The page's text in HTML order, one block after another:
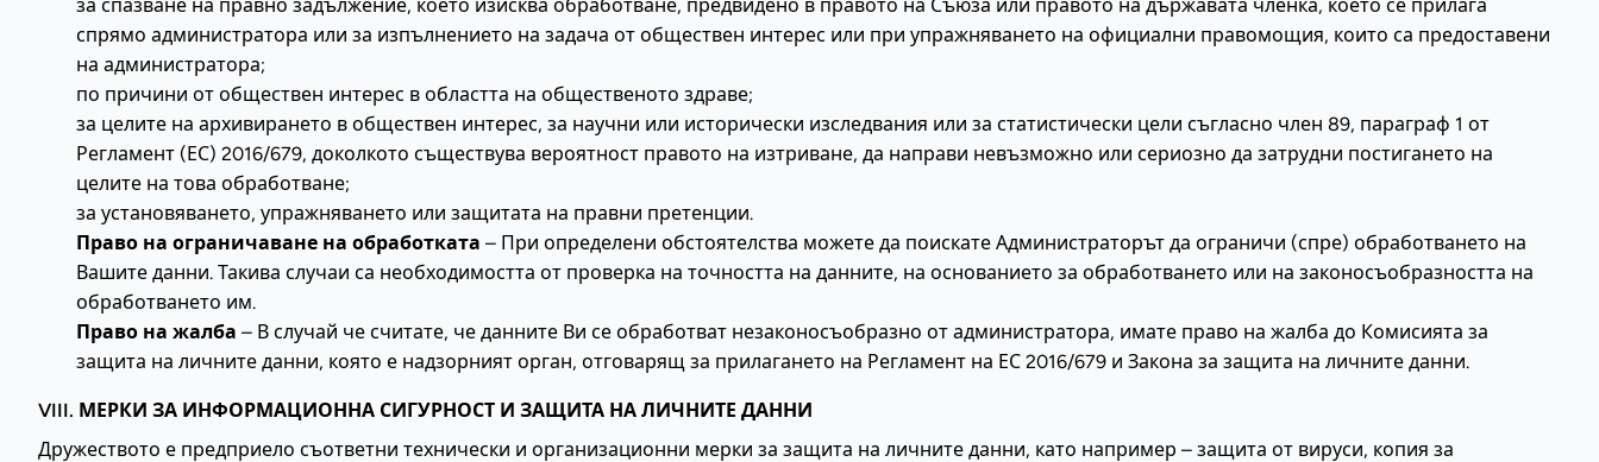
за спазване на правно задължение, което изисква обработване, предвидено в правото на Съюза или правото на държавата членка, което се прилага
спрямо администратора или за изпълнението на задача от обществен интерес или при упражняването на официални правомощия, които са предоставени
на администратора;
по причини от обществен интерес в областта на общественото здраве;
за целите на архивирането в обществен интерес, за научни или исторически изследвания или за статистически цели съгласно член 89, параграф 1 от
Регламент (ЕС) 2016/679, доколкото съществува вероятност правото на изтриване, да направи невъзможно или сериозно да затрудни постигането на
целите на това обработване;
за установяването, упражняването или защитата на правни претенции.
Право на ограничаване на обработката – При определени обстоятелства можете да поискате Администраторът да ограничи (спре) обработването на
Вашите данни. Такива случаи са необходимостта от проверка на точността на данните, на основанието за обработването или на законосъобразността на
обработването им.
Право на жалба – В случай че считате, че данните Ви се обработват незаконосъобразно от администратора, имате право на жалба до Комисията за
защита на личните данни, която е надзорният орган, отговарящ за прилагането на Регламент на ЕС 2016/679 и Закона за защита на личните данни.
VIII. МЕРКИ ЗА ИНФОРМАЦИОННА СИГУРНОСТ И ЗАЩИТА НА ЛИЧНИТЕ ДАННИ
Дружеството е предприело съответни технически и организационни мерки за защита на личните данни, като например – защита от вируси, копия за